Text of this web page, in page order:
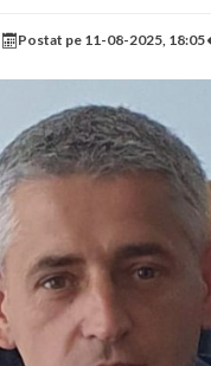
Postat pe 11-08-2025, 18:05